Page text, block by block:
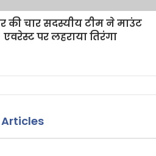
की चार सदस्यीय टीम ने माउंट
एवरेस्ट पर लहराया तिरंगा